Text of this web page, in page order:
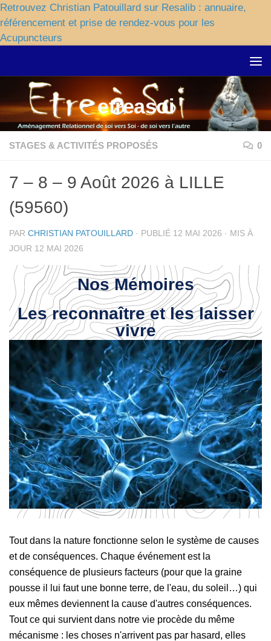
Retrouvez Christian Patouillard sur Resalib : annuaire,
référencement et prise de rendez-vous pour les
Acupuncteurs
etreasoi
STAGES & ACTIVITÉS PROPOSÉS 0
7 – 8 – 9 Août 2026 à LILLE
(59560)
PAR CHRISTIAN PATOUILLARD · PUBLIÉ 12 MAI 2026 · MIS À
JOUR 12 MAI 2026
Nos Mémoires
Les reconnaître et les laisser
vivre
Tout dans la nature fonctionne selon le système de causes
et de conséquences. Chaque événement est la
conséquence de plusieurs facteurs (pour que la graine
pousse il lui faut une bonne terre, de l'eau, du soleil…) qui
eux mêmes deviennent la cause d'autres conséquences.
Tout ce qui survient dans notre vie procède du même
mécanisme : les choses n'arrivent pas par hasard, elles